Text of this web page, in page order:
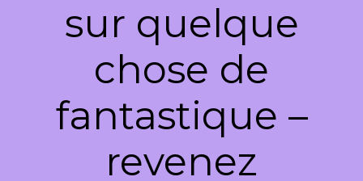
sur quelque
chose de
fantastique –
revenez